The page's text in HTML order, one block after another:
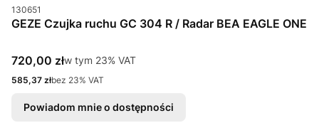
Kod produktu
130651
GEZE Czujka ruchu GC 304 R / Radar BEA EAGLE ONE
Cena brutto
720,00 złw tym %s VAT
w tym 23% VAT
Cena netto
585,37 złbez 23% VAT
Powiadom mnie o dostępności